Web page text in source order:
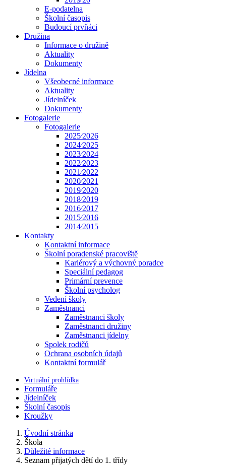
E-podatelna
Školní časopis
Budoucí prvňáci
Družina
Informace o družině
Aktuality
Dokumenty
Jídelna
Všeobecné informace
Aktuality
Jídelníček
Dokumenty
Fotogalerie
Fotogalerie
2025⁄2026
2024⁄2025
2023⁄2024
2022⁄2023
2021⁄2022
2020⁄2021
2019⁄2020
2018⁄2019
2016⁄2017
2015⁄2016
2014⁄2015
Kontakty
Kontaktní informace
Školní poradenské pracoviště
Kariérový a výchovný poradce
Speciální pedagog
Primární prevence
Školní psycholog
Vedení školy
Zaměstnanci
Zaměstnanci školy
Zaměstnanci družiny
Zaměstnanci jídelny
Spolek rodičů
Ochrana osobních údajů
Kontaktní formulář
Virtuální prohlídka
Formuláře
Jídelníček
Školní časopis
Kroužky
Úvodní stránka
Škola
Důležité informace
Seznam přijatých dětí do 1. třídy